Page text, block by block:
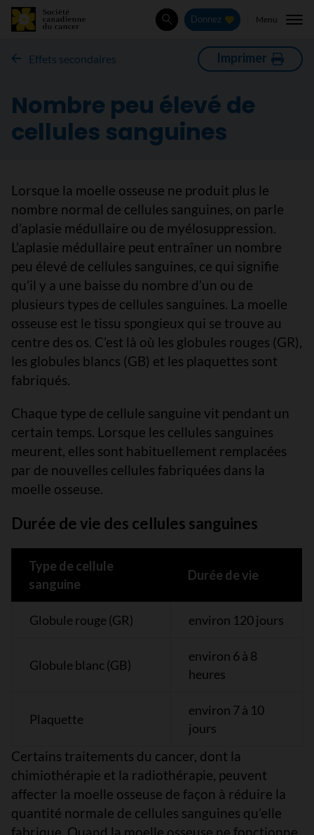
Rechercher
Donnez Menu
​Effets secondaires Imprimer
Nombre peu élevé de
cellules sanguines
Lorsque la moelle osseuse ne produit plus le
nombre normal de cellules sanguines, on parle
d’aplasie médullaire ou de myélosuppression.
L’aplasie médullaire peut entraîner un nombre
peu élevé de cellules sanguines, ce qui signifie
qu’il y a une baisse du nombre d’un ou de
plusieurs types de cellules sanguines. La moelle
osseuse est le tissu spongieux qui se trouve au
centre des os. C’est là où les globules rouges (GR),
les globules blancs (GB) et les plaquettes sont
fabriqués.
Chaque type de cellule sanguine vit pendant un
certain temps. Lorsque les cellules sanguines
meurent, elles sont habituellement remplacées
par de nouvelles cellules fabriquées dans la
moelle osseuse.
Durée de vie des cellules sanguines
Type de cellule
sanguine
Durée de vie
Globule rouge (GR) environ 120 jours
Globule blanc (GB)
environ 6 à 8
heures
Plaquette
environ 7 à 10
jours
Certains traitements du cancer, dont la
chimiothérapie et la radiothérapie, peuvent
affecter la moelle osseuse de façon à réduire la
quantité normale de cellules sanguines qu’elle